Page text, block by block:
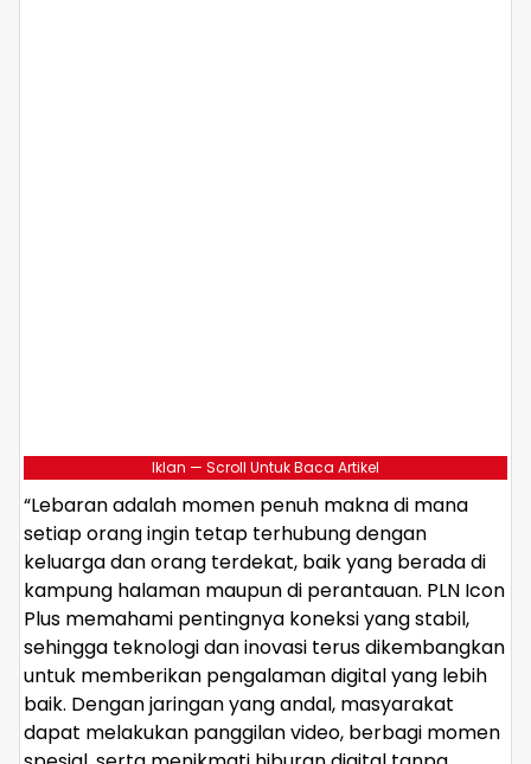
Iklan — Scroll Untuk Baca Artikel
“Lebaran adalah momen penuh makna di mana
setiap orang ingin tetap terhubung dengan
keluarga dan orang terdekat, baik yang berada di
kampung halaman maupun di perantauan. PLN Icon
Plus memahami pentingnya koneksi yang stabil,
sehingga teknologi dan inovasi terus dikembangkan
untuk memberikan pengalaman digital yang lebih
baik. Dengan jaringan yang andal, masyarakat
dapat melakukan panggilan video, berbagi momen